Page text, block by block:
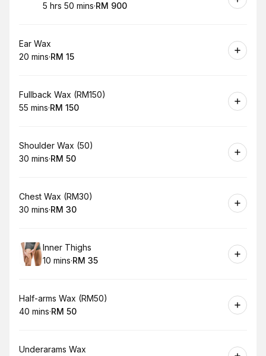
. Duration:
5 hrs 50 mins·
.Price:
RM 900
Book
Ear Wax
.Duration
20 mins·
.Price
RM 15
Book
Fullback Wax (RM150)
.Duration
55 mins·
.Price:
RM 150
Book
Shoulder Wax (50)
.Duration
30 mins·
.Price
RM 50
Book
Chest Wax (RM30)
.Duration
30 mins·
.Price
RM 30
Book
Inner Thighs
.Duration :
10 mins·
.Price
RM 35
Book
Half-arms Wax (RM50)
.Duration:
40 mins·
.Price
RM 50
Book
Underarams Wax